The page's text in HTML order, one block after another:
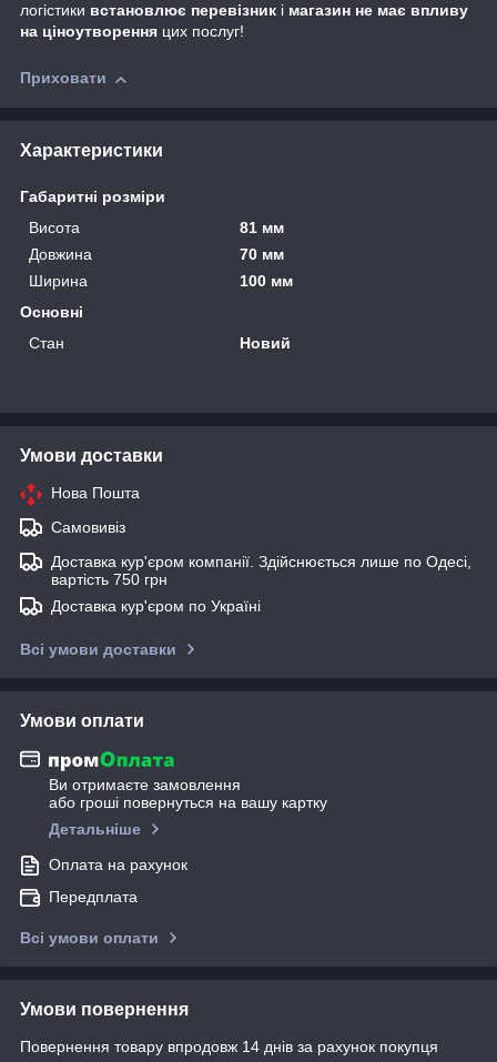
логістики встановлює перевізник і магазин не має впливу
на ціноутворення цих послуг!
Приховати
Характеристики
Габаритні розміри
Висота
81 мм
Довжина
70 мм
Ширина
100 мм
Основні
Стан
Новий
Умови доставки
Нова Пошта
Самовивіз
Доставка кур'єром компанії. Здійснюється лише по Одесі,
вартість 750 грн
Доставка кур'єром по Україні
Всі умови доставки
Умови оплати
Ви отримаєте замовлення
або гроші повернуться на вашу картку
Детальніше
Оплата на рахунок
Передплата
Всі умови оплати
Умови повернення
Повернення товару впродовж 14 днів за рахунок покупця